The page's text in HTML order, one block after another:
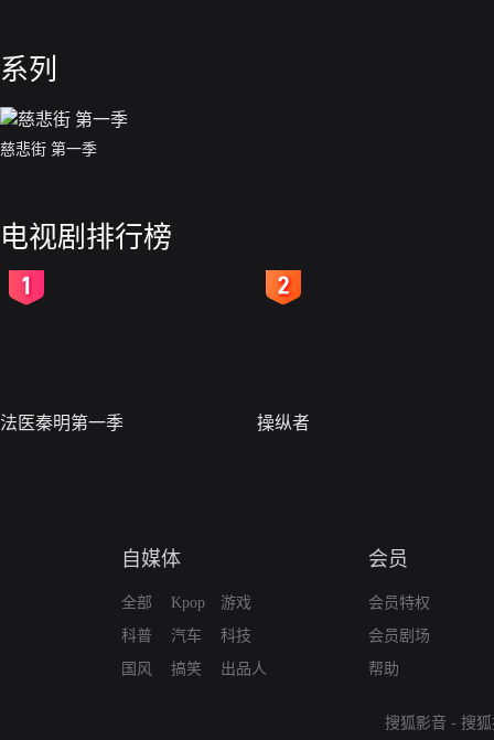
系列
慈悲街 第一季
电视剧排行榜
法医秦明第一季 操纵者
自媒体
全部
科普
国风
Kpop
汽车
搞笑
游戏
科技
出品人
会员
会员特权
会员剧场
帮助
搜狐影音 - 搜